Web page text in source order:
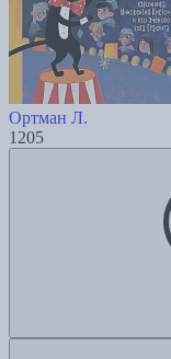
Ортман Л.
1205